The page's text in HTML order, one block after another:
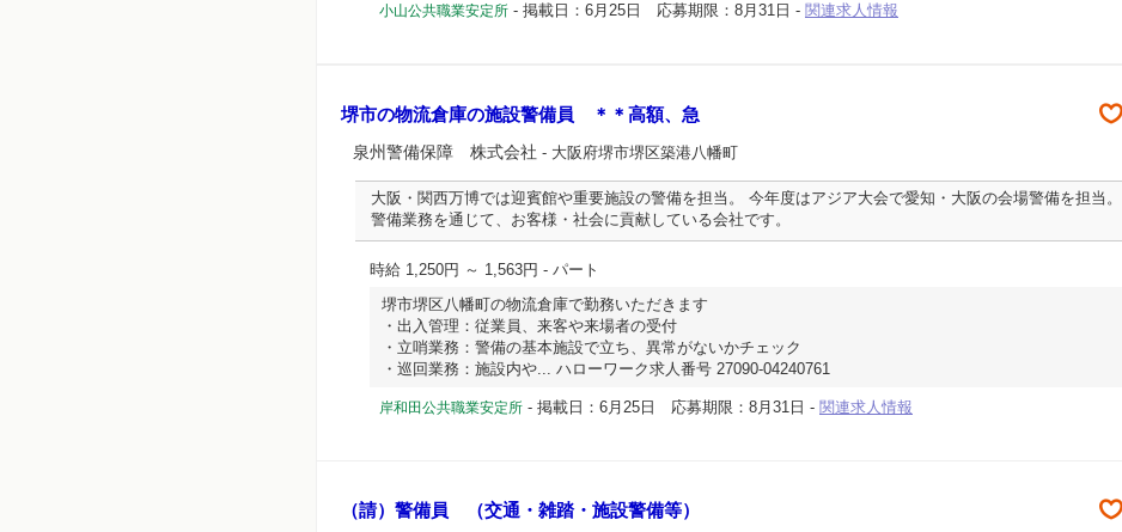
小山公共職業安定所 - 掲載日：6月25日 応募期限：8月31日 - 関連求人情報
堺市の物流倉庫の施設警備員 ＊＊高額、急
泉州警備保障 株式会社 - 大阪府堺市堺区築港八幡町
大阪・関西万博では迎賓館や重要施設の警備を担当。 今年度はアジア大会で愛知・大阪の会場警備を担当。
警備業務を通じて、お客様・社会に貢献している会社です。
時給 1,250円 ～ 1,563円 - パート
堺市堺区八幡町の物流倉庫で勤務いただきます
・出入管理：従業員、来客や来場者の受付
・立哨業務：警備の基本施設で立ち、異常がないかチェック
・巡回業務：施設内や... ハローワーク求人番号 27090-04240761
岸和田公共職業安定所 - 掲載日：6月25日 応募期限：8月31日 - 関連求人情報
（請）警備員 （交通・雑踏・施設警備等）